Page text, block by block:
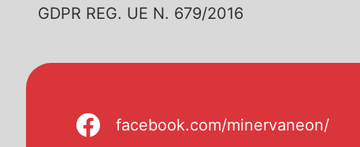
GDPR REG. UE N. 679/2016
facebook.com/minervaneon/